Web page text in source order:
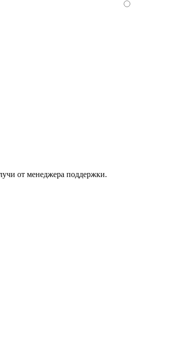
от менеджера поддержки.